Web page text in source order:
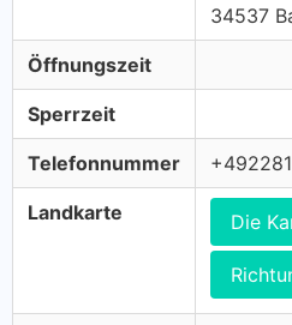
34537
Öffnungszeit
Sperrzeit
Telefonnummer
Landkarte Die